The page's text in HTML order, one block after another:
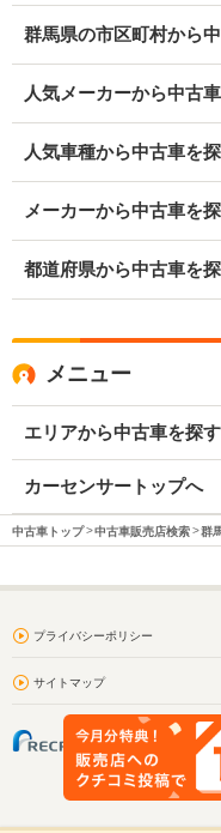
群馬県の市区町村から
人気メーカーから中古
人気車種から中古車を
メーカーから中古車を
都道府県から中古車を
メニュー
エリアから中古車を探す
カーセンサートップへ
中古車トップ 中古車販売店検索 群
プライバシーポリシー
サイトマップ